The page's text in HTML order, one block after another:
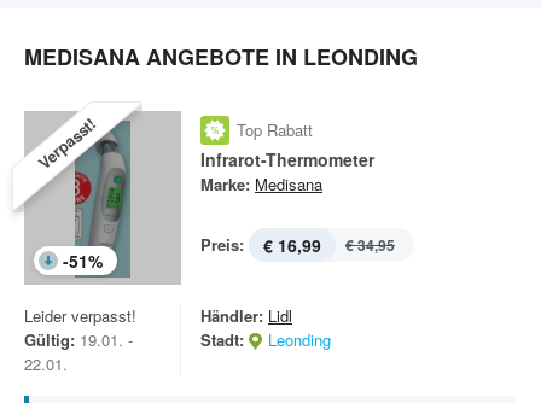
MEDISANA ANGEBOTE IN LEONDING
Verpasst!
-51%
Top Rabatt
Infrarot-Thermometer
Marke: Medisana
Preis: € 16,99 € 34,95
Leider verpasst!
Gültig: 19.01. -
22.01.
Händler: Lidl
Stadt:
Leonding